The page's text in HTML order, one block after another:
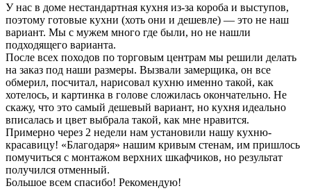
У нас в доме нестандартная кухня из-за короба и выступов,
поэтому готовые кухни (хоть они и дешевле) — это не наш
вариант. Мы с мужем много где были, но не нашли
подходящего варианта.
После всех походов по торговым центрам мы решили делать
на заказ под наши размеры. Вызвали замерщика, он все
обмерил, посчитал, нарисовал кухню именно такой, как
хотелось, и картинка в голове сложилась окончательно. Не
скажу, что это самый дешевый вариант, но кухня идеально
вписалась и цвет выбрала такой, как мне нравится.
Примерно через 2 недели нам установили нашу кухню-
красавицу! «Благодаря» нашим кривым стенам, им пришлось
помучиться с монтажом верхних шкафчиков, но результат
получился отменный.
Большое всем спасибо! Рекомендую!